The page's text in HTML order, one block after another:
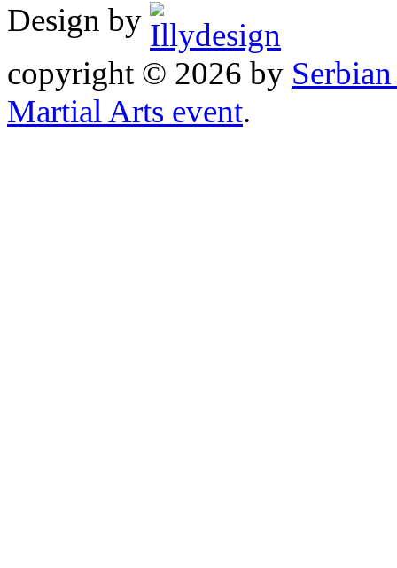
Design by
copyright © 2026 by
Martial Arts event.